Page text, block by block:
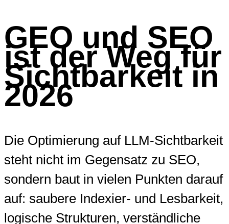
GEO und SEO
ist der Weg für
Sichtbarkeit in
2026
Die Optimierung auf LLM-Sichtbarkeit
steht nicht im Gegensatz zu SEO,
sondern baut in vielen Punkten darauf
auf: saubere Indexier- und Lesbarkeit,
logische Strukturen, verständliche